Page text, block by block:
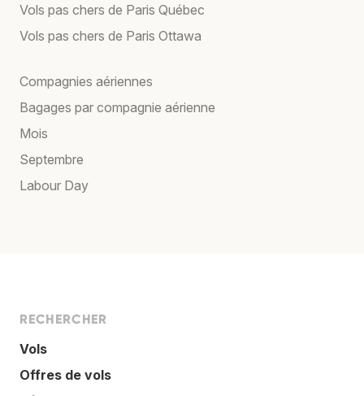
Vols pas chers de Paris Québec
Vols pas chers de Paris Ottawa
Compagnies aériennes
Bagages par compagnie aérienne
Mois
Septembre
Labour Day
RECHERCHER
Vols
Offres de vols